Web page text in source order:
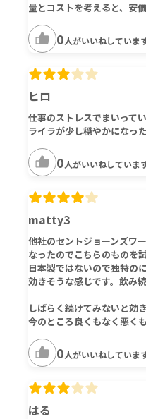
量とコストを考えると、安
0人がいいねしていま
ヒロ
仕事のストレスでまいって
ライラが少し穏やかになっ
0人がいいねしていま
matty3
他社のセントジョーンズワ
なったのでこちらのものを
日本製ではないので独特の
効きそうな感じです。飲み
しばらく続けてみないと効
今のところ良くもなく悪く
0人がいいねしていま
はる